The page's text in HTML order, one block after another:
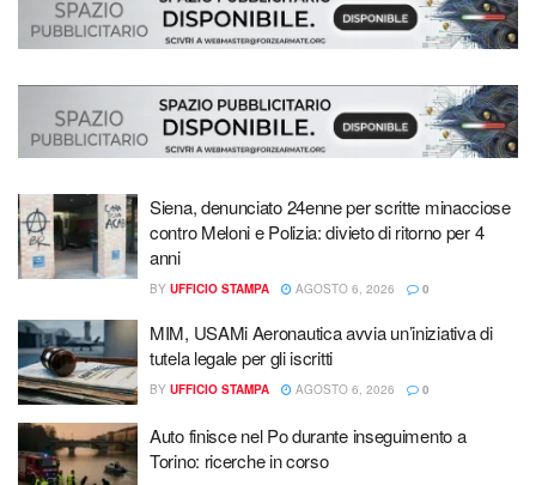
Siena, denunciato 24enne per scritte minacciose
contro Meloni e Polizia: divieto di ritorno per 4
anni
BY UFFICIO STAMPA AGOSTO 6, 2026 0
MIM, USAMi Aeronautica avvia un’iniziativa di
tutela legale per gli iscritti
BY UFFICIO STAMPA AGOSTO 6, 2026 0
Auto finisce nel Po durante inseguimento a
Torino: ricerche in corso